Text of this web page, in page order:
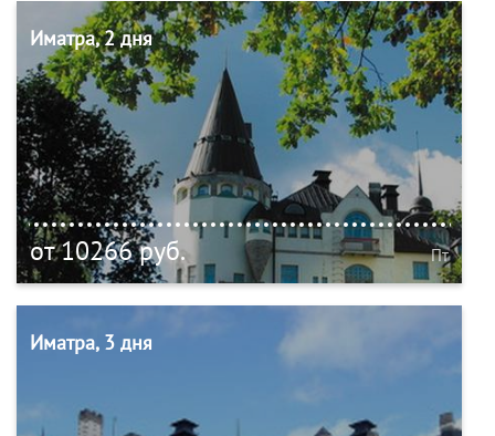
Иматра, 2 дня
от 10266 руб. Пт
Иматра, 3 дня